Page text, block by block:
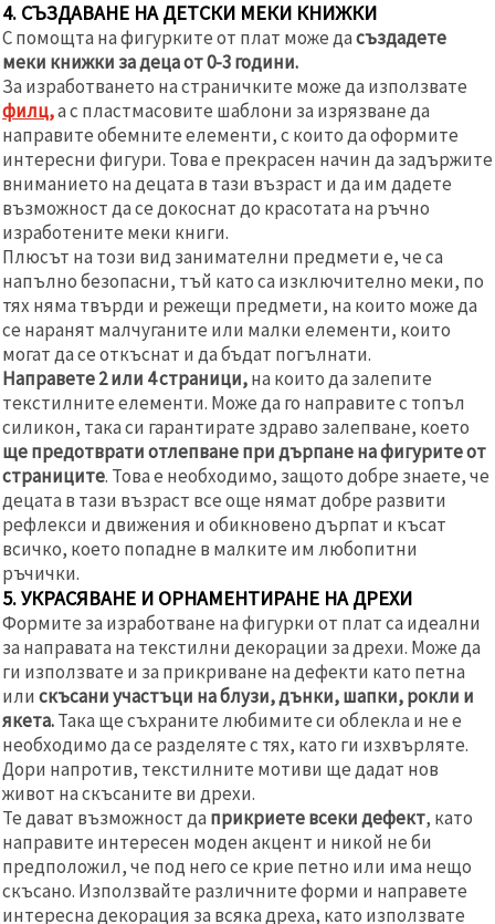
4. СЪЗДАВАНЕ НА ДЕТСКИ МЕКИ КНИЖКИ
С помощта на фигурките от плат може дасъздадете
меки книжки за деца от 0-3 години.
За изработването на страничките може да използвате
филц,а с пластмасовите шаблони за изрязване да
направите обемните елементи, с които да оформите
интересни фигури. Това е прекрасен начин да задържите
вниманието на децата в тази възраст и да им дадете
възможност да се докоснат до красотата на ръчно
изработените меки книги.
Плюсът на този вид занимателни предмети е, че са
напълно безопасни, тъй като са изключително меки, по
тях няма твърди и режещи предмети, на които може да
се наранят малчуганите или малки елементи, които
могат да се откъснат и да бъдат погълнати.
Направете 2 или 4 страници,на които да залепите
текстилните елементи. Може да го направите с топъл
силикон, така си гарантирате здраво залепване, което
ще предотврати отлепване при дърпане на фигурите от
страниците. Това е необходимо, защото добре знаете, че
децата в тази възраст все още нямат добре развити
рефлекси и движения и обикновено дърпат и късат
всичко, което попадне в малките им любопитни
ръчички.
5. УКРАСЯВАНЕ И ОРНАМЕНТИРАНЕ НА ДРЕХИ
Формите за изработване на фигурки от плат са идеални
за направата на текстилни декорации за дрехи. Може да
ги използвате и за прикриване на дефекти като петна
или скъсани участъци на блузи, дънки, шапки, рокли и
якета.Така ще съхраните любимите си облекла и не е
необходимо да се разделяте с тях, като ги изхвърляте.
Дори напротив, текстилните мотиви ще дадат нов
живот на скъсаните ви дрехи.
Те дават възможност да прикриете всеки дефект, като
направите интересен моден акцент и никой не би
предположил, че под него се крие петно или има нещо
скъсано. Използвайте различните форми и направете
интересна декорация за всяка дреха, като използвате